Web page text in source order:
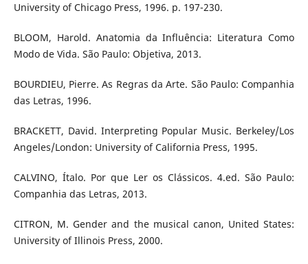
University of Chicago Press, 1996. p. 197-230.
BLOOM, Harold. Anatomia da Influência: Literatura Como
Modo de Vida. São Paulo: Objetiva, 2013.
BOURDIEU, Pierre. As Regras da Arte. São Paulo: Companhia
das Letras, 1996.
BRACKETT, David. Interpreting Popular Music. Berkeley/Los
Angeles/London: University of California Press, 1995.
CALVINO, Ítalo. Por que Ler os Clássicos. 4.ed. São Paulo:
Companhia das Letras, 2013.
CITRON, M. Gender and the musical canon, United States:
University of Illinois Press, 2000.